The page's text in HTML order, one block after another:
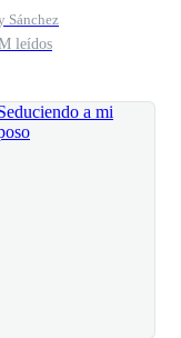
Sánchez
leídos